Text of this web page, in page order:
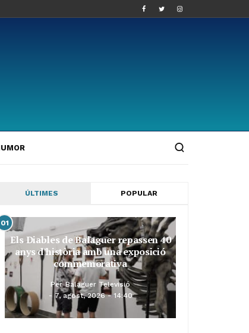
ÚLTIMES POPULAR
01
Els Diables de Balaguer repassen 40
anys d’història amb una exposició
commemorativa
Per Balaguer Televisió
7, agost, 2026 - 14:40